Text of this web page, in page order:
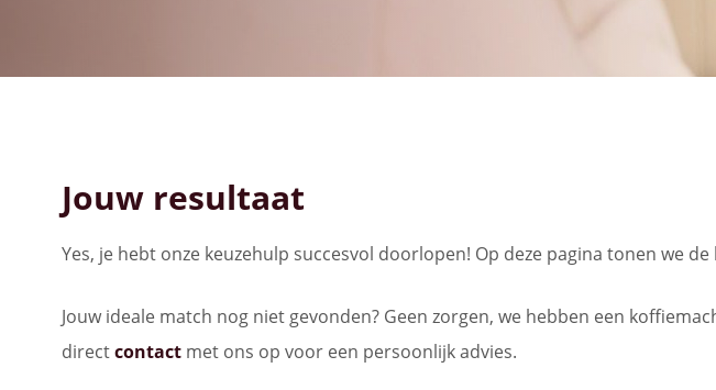
Jouw resultaat
Yes, je hebt onze keuzehulp succesvol doorlopen! Op deze pagina tonen we
Jouw ideale match nog niet gevonden? Geen zorgen, we hebben een
directcontact met ons op voor een persoonlijk advies.